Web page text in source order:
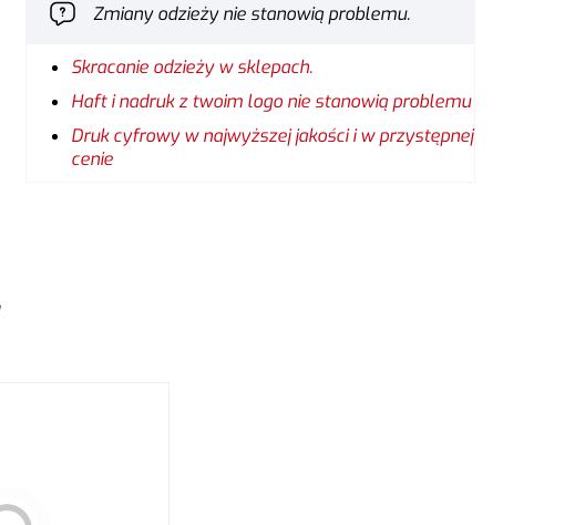
Zmiany odzieży nie stanowią problemu.
Skracanie odzieży w sklepach.
Haft i nadruk z twoim logo nie stanowią problemu
Druk cyfrowy w najwyższej jakości i w przystępnej
cenie